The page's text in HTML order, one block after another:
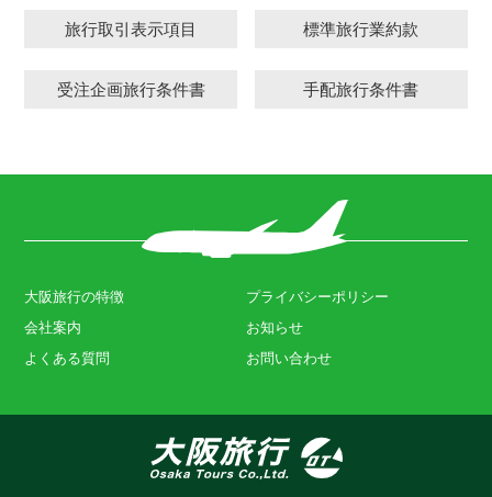
旅行取引表示項目 標準旅行業約款
受注企画旅行条件書 手配旅行条件書
大阪旅行の特徴
プライバシーポリシー
会社案内
お知らせ
よくある質問
お問い合わせ